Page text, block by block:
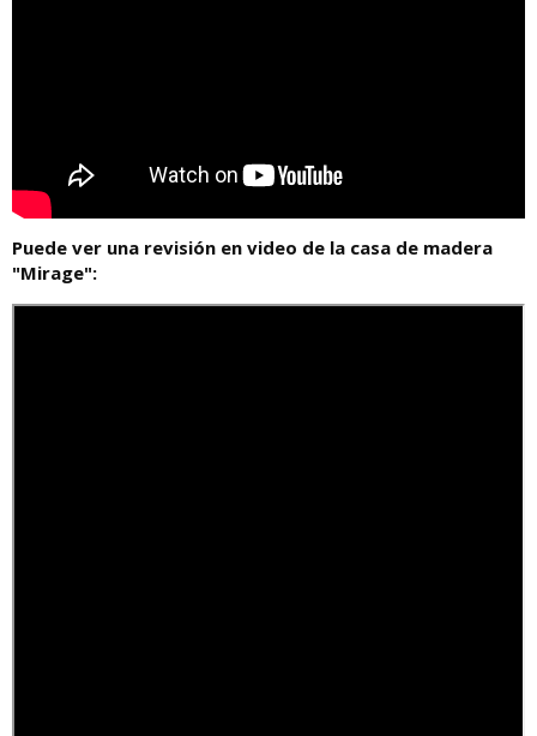
Puede ver una revisión en video de la casa de madera
"Mirage":